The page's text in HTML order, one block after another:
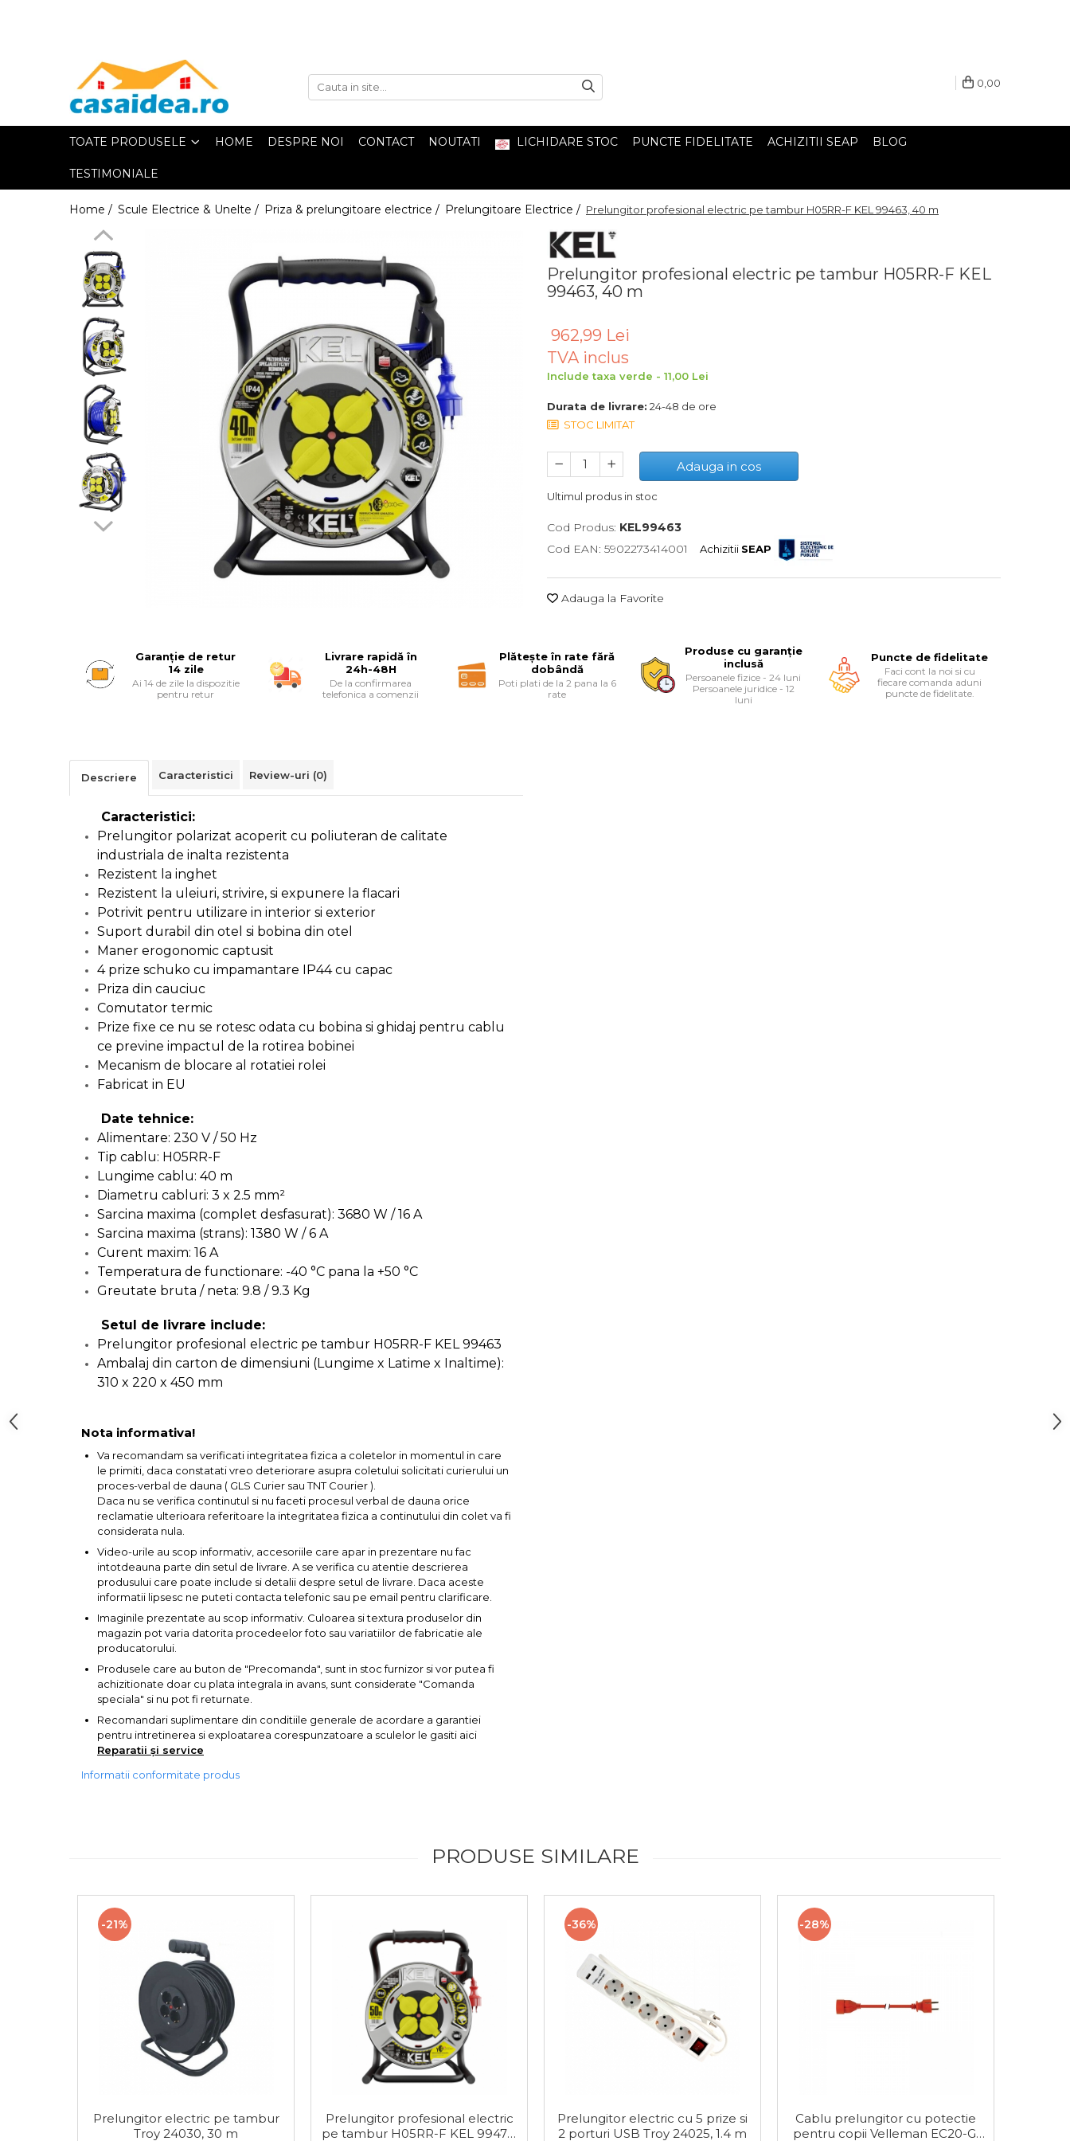
Banda Adeziva
Pasta de Lipit Universala
Blocator & Solutie Blocare
Banda Izolatoare
Banda Teflon
Articole Pentru Casa
Sisteme de Supraveghere &
Accesorii Baie
Accesorii Telefoane
Accesorii Laptop & PC
Cutii Depozitare
Chinga & Suport Mobila
Organizatoare imbracaminte si
Maturi, Mopuri, Galeti &
Microscoape
Baterii & Acumulatori
Baterii AAA
Corpuri de Iluminat
Echipamente Pentru Service-uri
0,00
TOATE PRODUSELE HOME DESPRE NOI CONTACT NOUTATI LICHIDARE STOC PUNCTE FIDELITATE ACHIZITII SEAP BLOG
TESTIMONIALE
Home / Scule Electrice & Unelte / Priza & prelungitoare electrice / Prelungitoare Electrice / Prelungitor profesional electric pe tambur H05RR-F KEL 99463, 40 m
Prelungitor profesional electric pe tambur H05RR-F KEL
99463, 40 m
962,99 Lei
TVA inclus
Include taxa verde - 11,00 Lei
Durata de livrare: 24-48 de ore
STOC LIMITAT
Adauga in cos
Ultimul produs in stoc
Cod Produs: KEL99463
Cod EAN: 5902273414001
Achizitii SEAP
Adauga la Favorite
Garanție de retur
14 zile
Ai 14 de zile la dispozitie
pentru retur
Livrare rapidă în
24h-48H
De la confirmarea
telefonica a comenzii
Plătește în rate fără
dobândă
Poti plati de la 2 pana la 6
rate
Produse cu garanție
inclusă
Persoanele fizice - 24 luni
Persoanele juridice - 12
luni
Puncte de fidelitate
Faci cont la noi si cu
fiecare comanda aduni
puncte de fidelitate.
Descriere Caracteristici Review-uri (0)
Caracteristici:
Prelungitor polarizat acoperit cu poliuteran de calitate
industriala de inalta rezistenta
Rezistent la inghet
Rezistent la uleiuri, strivire, si expunere la flacari
Potrivit pentru utilizare in interior si exterior
Suport durabil din otel si bobina din otel
Maner erogonomic captusit
4 prize schuko cu impamantare IP44 cu capac
Priza din cauciuc
Comutator termic
Prize fixe ce nu se rotesc odata cu bobina si ghidaj pentru cablu
ce previne impactul de la rotirea bobinei
Mecanism de blocare al rotatiei rolei
Fabricat in EU
Date tehnice:
Alimentare: 230 V / 50 Hz
Tip cablu: H05RR-F
Lungime cablu: 40 m
Diametru cabluri: 3 x 2.5 mm²
Sarcina maxima (complet desfasurat): 3680 W / 16 A
Sarcina maxima (strans): 1380 W / 6 A
Curent maxim: 16 A
Temperatura de functionare: -40 °C pana la +50 °C
Greutate bruta / neta: 9.8 / 9.3 Kg
Setul de livrare include:
Prelungitor profesional electric pe tambur H05RR-F KEL 99463
Ambalaj din carton de dimensiuni (Lungime x Latime x Inaltime):
310 x 220 x 450 mm
Nota informativa!
Va recomandam sa verificati integritatea fizica a coletelor in momentul in care
le primiti, daca constatati vreo deteriorare asupra coletului solicitati curierului un
proces-verbal de dauna ( GLS Curier sau TNT Courier ).
Daca nu se verifica continutul si nu faceti procesul verbal de dauna orice
reclamatie ulterioara referitoare la integritatea fizica a continutului din colet va fi
considerata nula.
Video-urile au scop informativ, accesoriile care apar in prezentare nu fac
intotdeauna parte din setul de livrare. A se verifica cu atentie descrierea
produsului care poate include si detalii despre setul de livrare. Daca aceste
informatii lipsesc ne puteti contacta telefonic sau pe email pentru clarificare.
Imaginile prezentate au scop informativ. Culoarea si textura produselor din
magazin pot varia datorita procedeelor foto sau variatiilor de fabricatie ale
producatorului.
Produsele care au buton de "Precomanda", sunt in stoc furnizor si vor putea fi
achizitionate doar cu plata integrala in avans, sunt considerate "Comanda
speciala" si nu pot fi returnate.
Recomandari suplimentare din conditiile generale de acordare a garantiei
pentru intretinerea si exploatarea corespunzatoare a sculelor le gasiti aici
Reparatii și service
Informatii conformitate produs
PRODUSE SIMILARE
-21%
Prelungitor electric pe tambur
Troy 24030, 30 m
Prelungitor profesional electric
pe tambur H05RR-F KEL 99470,
-36%
Prelungitor electric cu 5 prize si
2 porturi USB Troy 24025, 1.4 m
-28%
Cablu prelungitor cu potectie
pentru copii Velleman EC20-G,